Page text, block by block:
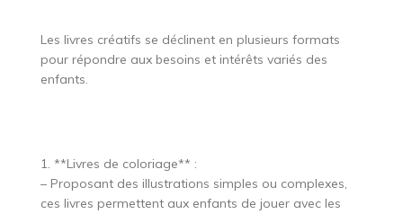
Les livres créatifs se déclinent en plusieurs formats
pour répondre aux besoins et intérêts variés des
enfants.
1. **Livres de coloriage** :
– Proposant des illustrations simples ou complexes,
ces livres permettent aux enfants de jouer avec les